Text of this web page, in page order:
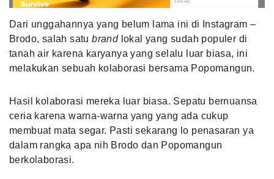
Dari unggahannya yang belum lama ini di Instagram –
Brodo, salah satubrand lokal yang sudah populer di
tanah air karena karyanya yang selalu luar biasa, ini
melakukan sebuah kolaborasi bersama Popomangun.
Hasil kolaborasi mereka luar biasa. Sepatu bernuansa
ceria karena warna-warna yang yang ada cukup
membuat mata segar. Pasti sekarang lo penasaran ya
dalam rangka apa nih Brodo dan Popomangun
berkolaborasi.